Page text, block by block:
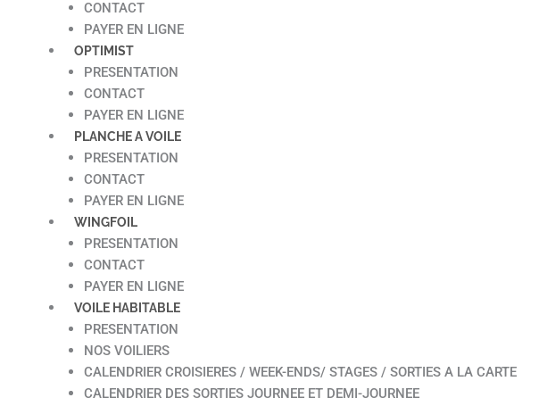
CONTACT
PAYER EN LIGNE
OPTIMIST
PRESENTATION
CONTACT
PAYER EN LIGNE
PLANCHE A VOILE
PRESENTATION
CONTACT
PAYER EN LIGNE
WINGFOIL
PRESENTATION
CONTACT
PAYER EN LIGNE
VOILE HABITABLE
PRESENTATION
NOS VOILIERS
CALENDRIER CROISIERES / WEEK-ENDS/ STAGES / SORTIES A LA CARTE
CALENDRIER DES SORTIES JOURNEE ET DEMI-JOURNEE